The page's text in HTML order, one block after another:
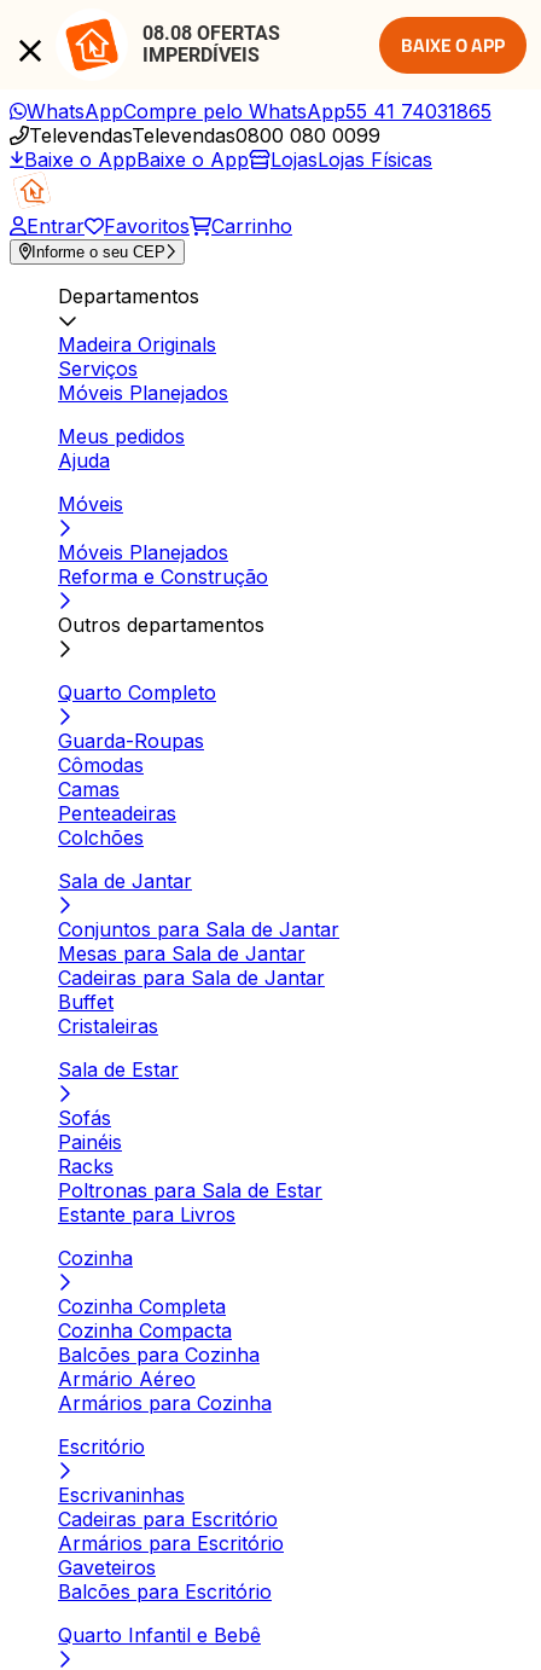
08.08 OFERTAS
IMPERDÍVEIS
BAIXE O APP
WhatsAppCompre pelo WhatsApp55 41 74031865
TelevendasTelevendas0800 080 0099
Baixe o AppBaixe o App LojasLojas Físicas
Entrar Favoritos Carrinho
Informe o seu CEP
Departamentos
Madeira Originals
Serviços
Móveis Planejados
Meus pedidos
Ajuda
Móveis
Móveis Planejados
Reforma e Construção
Outros departamentos
Quarto Completo
Guarda-Roupas
Cômodas
Camas
Penteadeiras
Colchões
Sala de Jantar
Conjuntos para Sala de Jantar
Mesas para Sala de Jantar
Cadeiras para Sala de Jantar
Buffet
Cristaleiras
Sala de Estar
Sofás
Painéis
Racks
Poltronas para Sala de Estar
Estante para Livros
Cozinha
Cozinha Completa
Cozinha Compacta
Balcões para Cozinha
Armário Aéreo
Armários para Cozinha
Escritório
Escrivaninhas
Cadeiras para Escritório
Armários para Escritório
Gaveteiros
Balcões para Escritório
Quarto Infantil e Bebê